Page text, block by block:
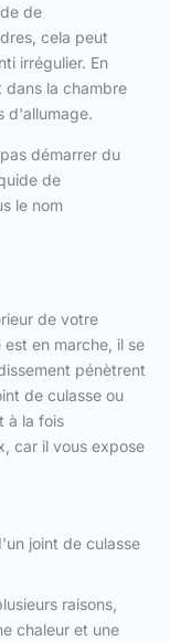
de
cela peut
irrégulier. En
dans la chambre
d'allumage.
démarrer du
de
le nom
de votre
en marche, il se
pénètrent
de culasse ou
à la fois
car il vous expose
joint de culasse
raisons,
chaleur et une